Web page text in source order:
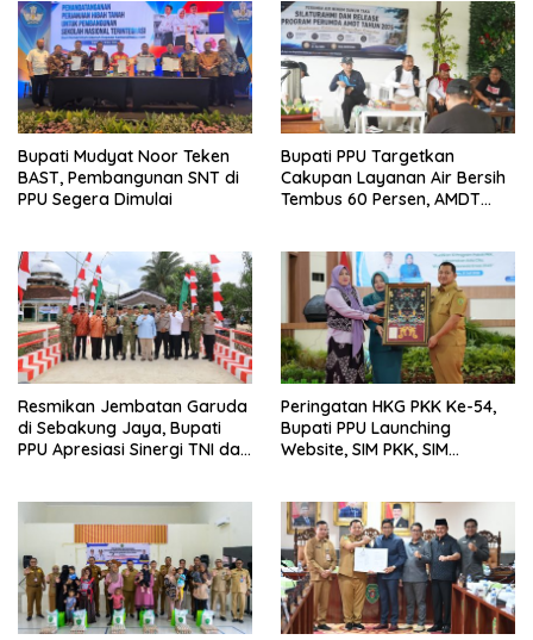
Bupati Mudyat Noor Teken
BAST, Pembangunan SNT di
PPU Segera Dimulai
Bupati PPU Targetkan
Cakupan Layanan Air Bersih
Tembus 60 Persen, AMDT
Resmikan Jembatan Garuda
di Sebakung Jaya, Bupati
PPU Apresiasi Sinergi TNI dan
Peringatan HKG PKK Ke-54,
Bupati PPU Launching
Website, SIM PKK, SIM